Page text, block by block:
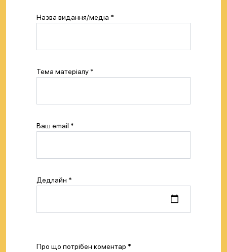
Назва видання/медіа *
Тема матеріалу *
Baш email *
Дедлайн *
Про що потрібен коментар *